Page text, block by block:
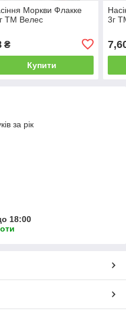
Моркви Флакке
ТМ Велес
₴
Купити
3г
за рік
18:00